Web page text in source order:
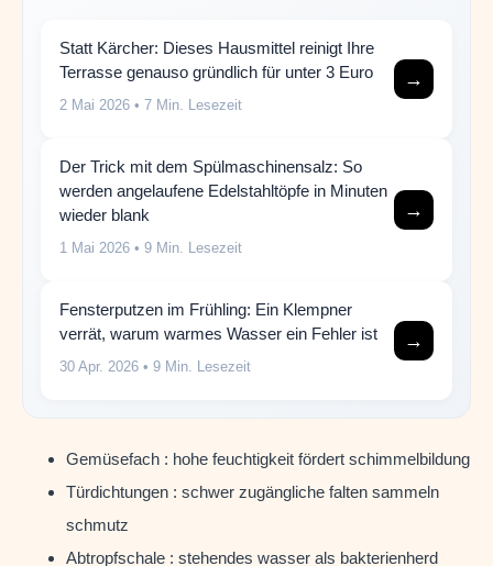
Statt Kärcher: Dieses Hausmittel reinigt Ihre
Terrasse genauso gründlich für unter 3 Euro
2 Mai 2026 • 7 Min. Lesezeit
→
Der Trick mit dem Spülmaschinensalz: So
werden angelaufene Edelstahltöpfe in Minuten
wieder blank
1 Mai 2026 • 9 Min. Lesezeit
→
Fensterputzen im Frühling: Ein Klempner
verrät, warum warmes Wasser ein Fehler ist
30 Apr. 2026 • 9 Min. Lesezeit
→
Gemüsefach : hohe feuchtigkeit fördert schimmelbildung
Türdichtungen : schwer zugängliche falten sammeln
schmutz
Abtropfschale : stehendes wasser als bakterienherd